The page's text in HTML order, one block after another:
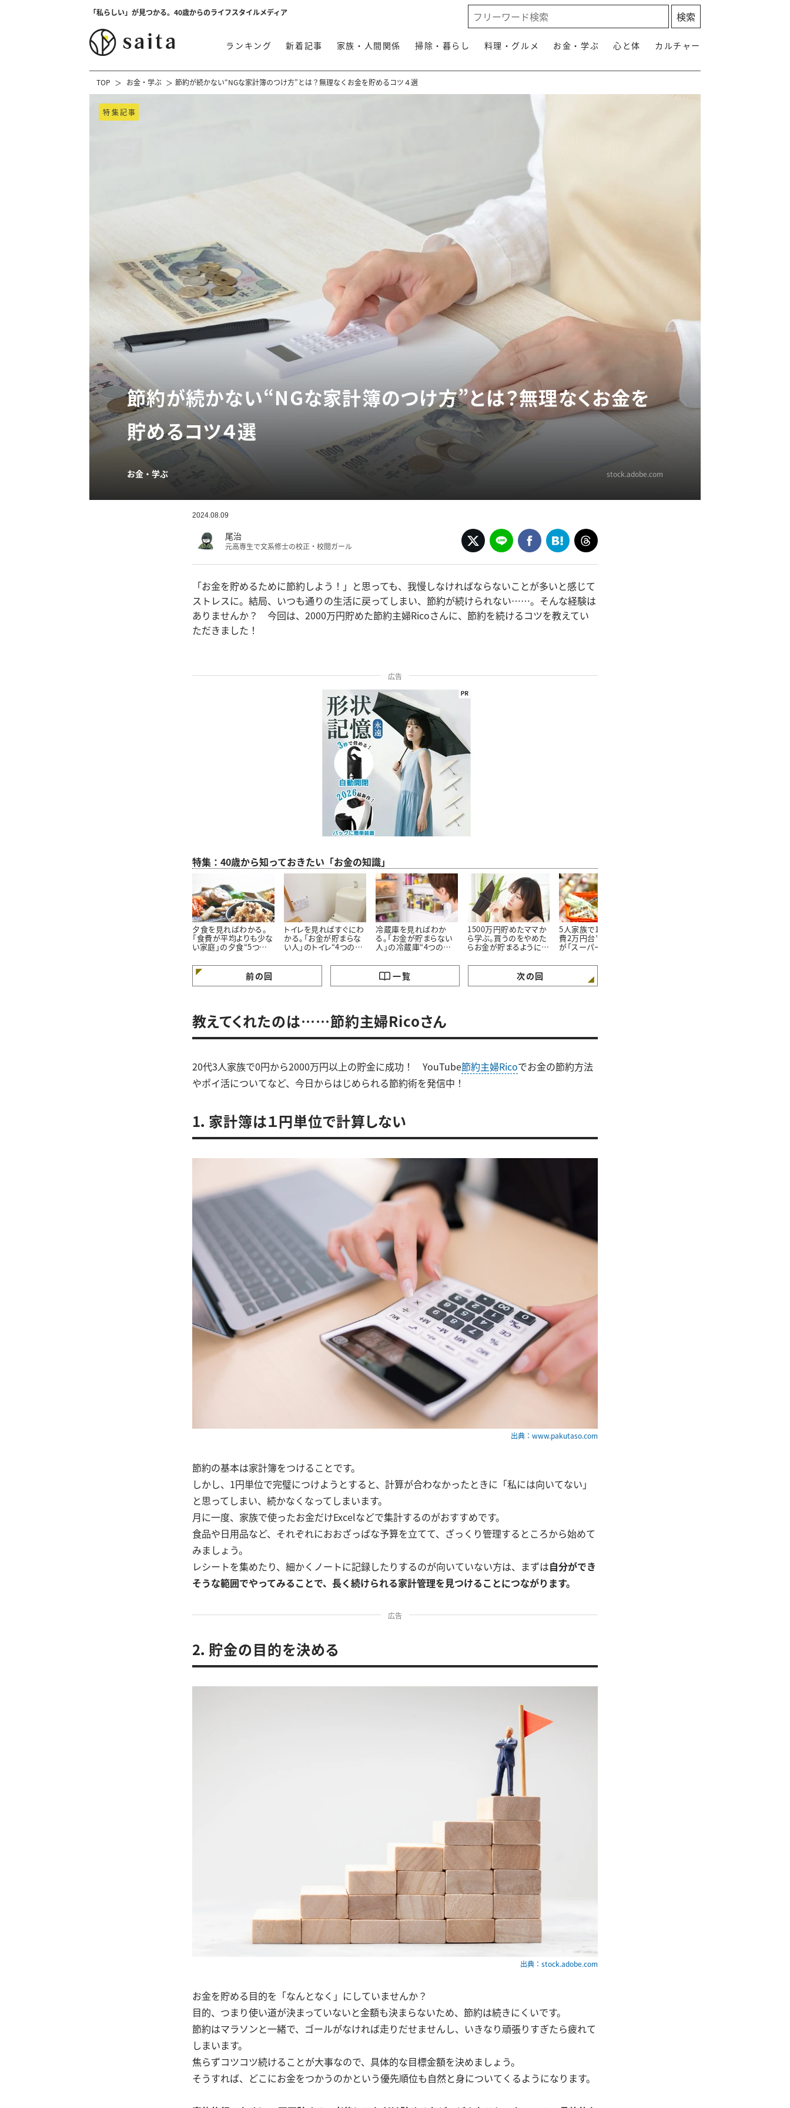
「私らしい」が見つかる。40歳からのライフスタイルメディア
ランキング 新着記事 家族・人間関係 掃除・暮らし 料理・グルメ お金・学ぶ 心と体 カルチャー
TOP お金・学ぶ 節約が続かない“NGな家計簿のつけ方”とは？無理なくお金を貯めるコツ４選
特集記事
節約が続かない“NGな家計簿のつけ方”とは？無理なくお金を
貯めるコツ４選
お金・学ぶ stock.adobe.com
2024.08.09
尾治
元高専生で文系修士の校正・校閲ガール
「お金を貯めるために節約しよう！」と思っても、我慢しなければならないことが多いと感じて
ストレスに。結局、いつも通りの生活に戻ってしまい、節約が続けられない……。そんな経験は
ありませんか？ 今回は、2000万円貯めた節約主婦Ricoさんに、節約を続けるコツを教えてい
ただきました！
広告
特集：40歳から知っておきたい「お金の知識」
夕食を見ればわかる。
「食費が平均よりも少な
い家庭」の夕食“5つの
トイレを見ればすぐにわ
かる。「お金が貯まらな
い人」のトイレ“4つの特
冷蔵庫を見ればわか
る。「お金が貯まらない
人」の冷蔵庫“4つの特
1500万円貯めたママか
ら学ぶ。買うのをやめた
らお金が貯まるようにな
5人家族で1か月の“食
費2万円台”。そんな私
が「スーパーで買わない
前の回 一覧 次の回
教えてくれたのは……節約主婦Ricoさん
20代3人家族で0円から2000万円以上の貯金に成功！ YouTube節約主婦Ricoでお金の節約方法
やポイ活についてなど、今日からはじめられる節約術を発信中！
1．家計簿は１円単位で計算しない
出典：www.pakutaso.com
節約の基本は家計簿をつけることです。
しかし、1円単位で完璧につけようとすると、計算が合わなかったときに「私には向いてない」
と思ってしまい、続かなくなってしまいます。
月に一度、家族で使ったお金だけExcelなどで集計するのがおすすめです。
食品や日用品など、それぞれにおおざっぱな予算を立てて、ざっくり管理するところから始めて
みましょう。
レシートを集めたり、細かくノートに記録したりするのが向いていない方は、まずは自分ができ
そうな範囲でやってみることで、長く続けられる家計管理を見つけることにつながります。
広告
2．貯金の目的を決める
出典：stock.adobe.com
お金を貯める目的を「なんとなく」にしていませんか？
目的、つまり使い道が決まっていないと金額も決まらないため、節約は続きにくいです。
節約はマラソンと一緒で、ゴールがなければ走りだせませんし、いきなり頑張りすぎたら疲れて
しまいます。
焦らずコツコツ続けることが大事なので、具体的な目標金額を決めましょう。
そうすれば、どこにお金をつかうのかという優先順位も自然と身についてくるようになります。